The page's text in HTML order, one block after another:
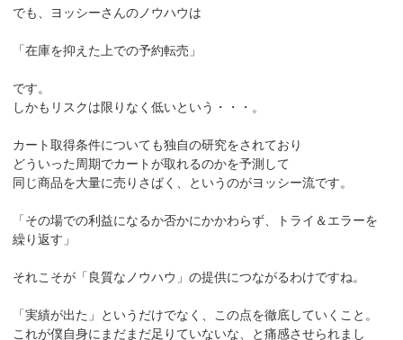
でも、ヨッシーさんのノウハウは
「在庫を抑えた上での予約転売」
です。
しかもリスクは限りなく低いという・・・。
カート取得条件についても独自の研究をされており
どういった周期でカートが取れるのかを予測して
同じ商品を大量に売りさばく、というのがヨッシー流です。
「その場での利益になるか否かにかかわらず、トライ＆エラーを
繰り返す」
それこそが「良質なノウハウ」の提供につながるわけですね。
「実績が出た」というだけでなく、この点を徹底していくこと。
これが僕自身にまだまだ足りていないな、と痛感させられまし